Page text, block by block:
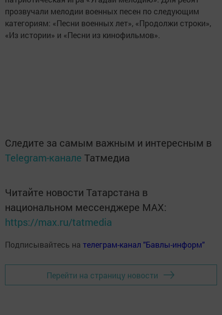
прозвучали мелодии военных песен по следующим
категориям: «Песни военных лет», «Продолжи строки»,
«Из истории» и «Песни из кинофильмов».
Следите за самым важным и интересным в
Telegram-канале Татмедиа
Читайте новости Татарстана в
национальном мессенджере MАХ:
https://max.ru/tatmedia
Подписывайтесь на телеграм-канал "Бавлы-информ"
Перейти на страницу новости